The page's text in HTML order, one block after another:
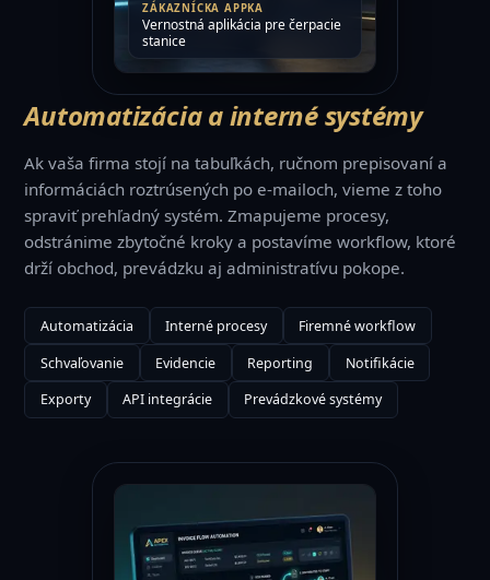
ASP.NET Core
Java
Astro
React
Angular
PostgreSQL
MySQL
Docker
CI/CD
Cloud
Automation
ZÁKAZNÍCKA APPKA
Vernostná aplikácia pre čerpacie
stanice
Automatizácia a interné systémy
Ak vaša firma stojí na tabuľkách, ručnom prepisovaní a
informáciách roztrúsených po e-mailoch, vieme z toho
spraviť prehľadný systém. Zmapujeme procesy,
odstránime zbytočné kroky a postavíme workflow, ktoré
drží obchod, prevádzku aj administratívu pokope.
Automatizácia Interné procesy
Firemné workflow
Schvaľovanie
Evidencie Reporting
Notifikácie
Exporty
API integrácie Prevádzkové systémy